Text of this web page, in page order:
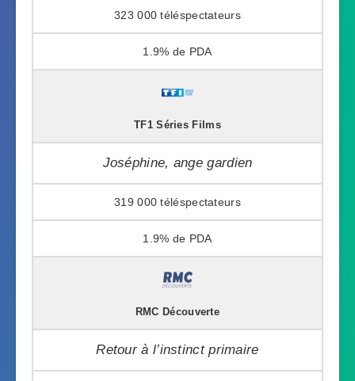
323 000
1.9%
TF1 Séries Films
Joséphine, ange gardien
319 000
1.9%
RMC Découverte
Retour à l’instinct primaire